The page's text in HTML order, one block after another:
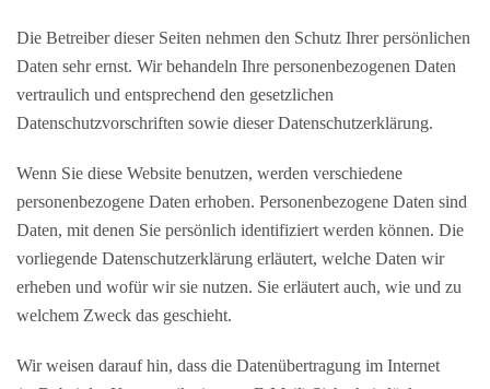
Die Betreiber dieser Seiten nehmen den Schutz Ihrer persönlichen
Daten sehr ernst. Wir behandeln Ihre personenbezogenen Daten
vertraulich und entsprechend den gesetzlichen
Datenschutzvorschriften sowie dieser Datenschutzerklärung.
Wenn Sie diese Website benutzen, werden verschiedene
personenbezogene Daten erhoben. Personenbezogene Daten sind
Daten, mit denen Sie persönlich identifiziert werden können. Die
vorliegende Datenschutzerklärung erläutert, welche Daten wir
erheben und wofür wir sie nutzen. Sie erläutert auch, wie und zu
welchem Zweck das geschieht.
Wir weisen darauf hin, dass die Datenübertragung im Internet